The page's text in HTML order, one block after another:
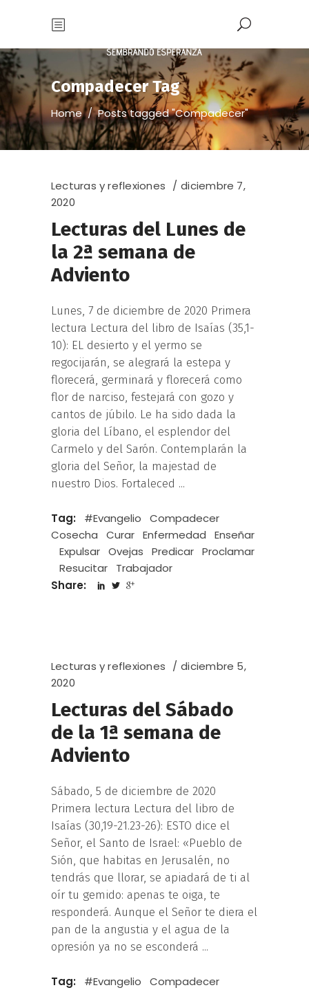
Compadecer Tag
Home/Posts tagged "Compadecer"
Lecturas y reflexiones
diciembre 7,
2020
Lecturas del Lunes de
la 2ª semana de
Adviento
Lunes, 7 de diciembre de 2020 Primera
lectura Lectura del libro de Isaías (35,1-
10): EL desierto y el yermo se
regocijarán, se alegrará la estepa y
florecerá, germinará y florecerá como
flor de narciso, festejará con gozo y
cantos de júbilo. Le ha sido dada la
gloria del Líbano, el esplendor del
Carmelo y del Sarón. Contemplarán la
gloria del Señor, la majestad de
nuestro Dios. Fortaleced
Tag: #Evangelio
Compadecer
Cosecha
Curar Enfermedad
Enseñar
Expulsar Ovejas Predicar Proclamar
Resucitar
Trabajador
Share:
Lecturas y reflexiones
diciembre 5,
2020
Lecturas del Sábado
de la 1ª semana de
Adviento
Sábado, 5 de diciembre de 2020
Primera lectura Lectura del libro de
Isaías (30,19-21.23-26): ESTO dice el
Señor, el Santo de Israel: «Pueblo de
Sión, que habitas en Jerusalén, no
tendrás que llorar, se apiadará de ti al
oír tu gemido: apenas te oiga, te
responderá. Aunque el Señor te diera el
pan de la angustia y el agua de la
opresión ya no se esconderá
Tag: #Evangelio
Compadecer